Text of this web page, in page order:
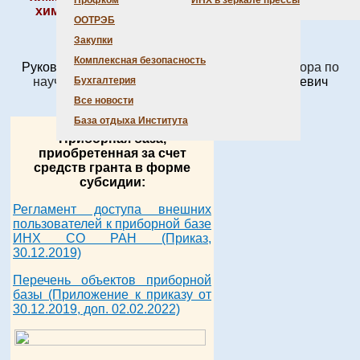
ООТРЭБ
Закупки
Комплексная безопасность
Бухгалтерия
Все новости
База отдыха Института
химических параметров синтезированных в
Институте веществ и материалов.
Руководитель ЦКП ИНХ СО РАН
– зам. директора по
научной работед.х.н. Дыбцев Данил Николаевич
(dan@niic.nsc.ru
Приборная база,
приобретенная за счет
средств гранта в форме
субсидии:
Регламент доступа внешних
пользователей к приборной базе
ИНХ СО РАН (Приказ,
30.12.2019)
Перечень объектов приборной
базы (Приложение к приказу от
30.12.2019, доп. 02.02.2022)